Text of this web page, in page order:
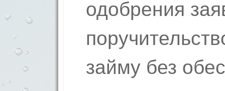
одобрения
займу без